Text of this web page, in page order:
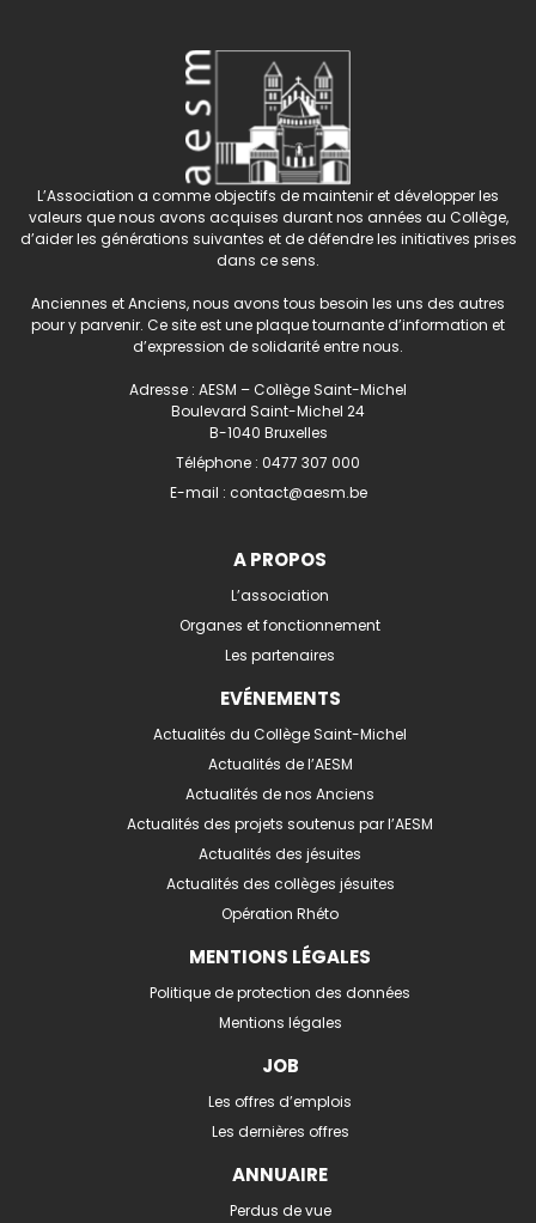
L’Association a comme objectifs de maintenir et développer les
valeurs que nous avons acquises durant nos années au Collège,
d’aider les générations suivantes et de défendre les initiatives prises
dans ce sens.
Anciennes et Anciens, nous avons tous besoin les uns des autres
pour y parvenir. Ce site est une plaque tournante d’information et
d’expression de solidarité entre nous.
Adresse : AESM – Collège Saint-Michel
Boulevard Saint-Michel 24
B-1040 Bruxelles
Téléphone : 0477 307 000
E-mail : contact@aesm.be
A PROPOS
L’association
Organes et fonctionnement
Les partenaires
EVÉNEMENTS
Actualités du Collège Saint-Michel
Actualités de l’AESM
Actualités de nos Anciens
Actualités des projets soutenus par l’AESM
Actualités des jésuites
Actualités des collèges jésuites
Opération Rhéto
MENTIONS LÉGALES
Politique de protection des données
Mentions légales
JOB
Les offres d’emplois
Les dernières offres
ANNUAIRE
Perdus de vue